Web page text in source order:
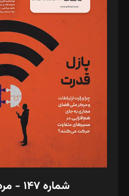
د‌بیر حقوق فناوری: حسام‌الدین ایپکچی
د‌بیر پیوست جهان: مینا پاکدل
د‌بیر تحریریه آنلاین: بابک نقاش
تحریریه‌: مجتبی محمود‌ی، آرش برهمند،
مصطفی مسجدی آرانی، ابوالفضل رجبی، زهرا
رستمی،مصطفی باستان
ویرایش: نگار استاد‌‌آقا
طراح یونیفرم: مجید توکلی
فیلمبرداری و عکاسی: امیر شفیعی، مانی
گرافیک و صفحه‌آرایی: سید‌سبحان‌علی ثابت
مد‌یر توسعه تجاری: کامبیز برید‌
امور مالی: شاپور رهبری، محمد‌ کاظمی‌نیا
شماره ۱۴۷ - مرداد ۱۴۰۵